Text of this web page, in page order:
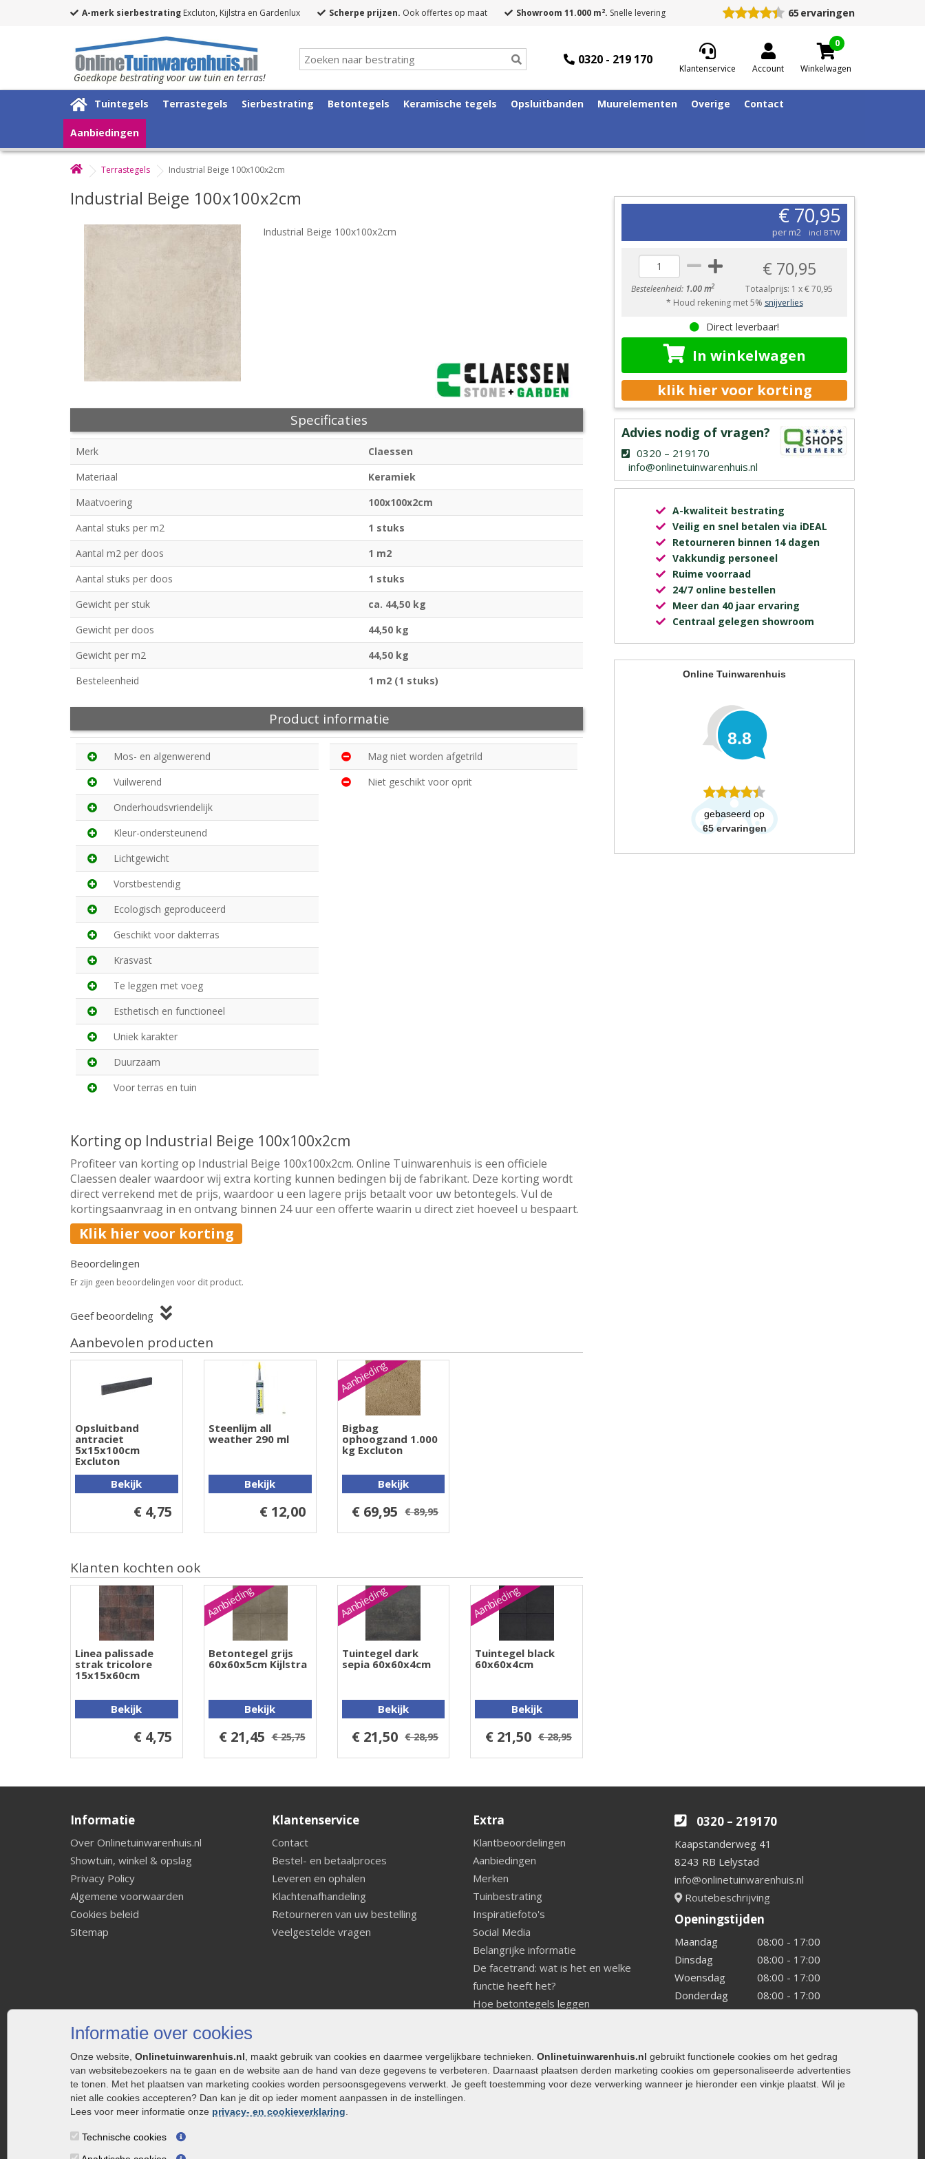
Informatie over cookies
Onze website, Onlinetuinwarenhuis.nl , maakt gebruik van cookies en daarmee vergelijkbare technieken. Onlinetuinwarenhuis.nl gebruikt functionele cookies om het gedrag
van websitebezoekers na te gaan en de website aan de hand van deze gegevens te verbeteren. Daarnaast plaatsen derden marketing cookies om gepersonaliseerde advertenties
te tonen. Met het plaatsen van marketing cookies worden persoonsgegevens verwerkt. Je geeft toestemming voor deze verwerking wanneer je hieronder een vinkje plaatst. Wil je
niet alle cookies accepteren? Dan kan je dit op ieder moment aanpassen in de instellingen.
Lees voor meer informatie onze privacy- en cookieverklaring
Technische cookies
A-merk sierbestrating Excluton, Kijlstra en Gardenlux Scherpe prijzen. Ook offertes op maat Showroom 11.000 m2. Snelle levering 65 ervaringen
Goedkope bestrating voor uw tuin en terras!
0320 - 219 170
Klantenservice Account
0
Winkelwagen
Tuintegels Terrastegels Sierbestrating Betontegels Keramische tegels Opsluitbanden Muurelementen Overige Contact
Aanbiedingen
Terrastegels Industrial Beige 100x100x2cm
Industrial Beige 100x100x2cm
Industrial Beige 100x100x2cm
Specificaties
Merk
Claessen
Materiaal
Keramiek
Maatvoering
100x100x2cm
Aantal stuks per m2
1 stuks
Aantal m2 per doos
1 m2
Aantal stuks per doos
1 stuks
Gewicht per stuk
ca. 44,50 kg
Gewicht per doos
44,50 kg
Gewicht per m2
44,50 kg
Besteleenheid
1 m2 (1 stuks)
Product informatie
Mos- en algenwerend
Vuilwerend
Onderhoudsvriendelijk
Kleur-ondersteunend
Lichtgewicht
Vorstbestendig
Ecologisch geproduceerd
Geschikt voor dakterras
Krasvast
Te leggen met voeg
Esthetisch en functioneel
Uniek karakter
Duurzaam
Voor terras en tuin
Mag niet worden afgetrild
Niet geschikt voor oprit
Korting op Industrial Beige 100x100x2cm
Profiteer van korting op Industrial Beige 100x100x2cm. Online Tuinwarenhuis is een officiele
Claessen dealer waardoor wij extra korting kunnen bedingen bij de fabrikant. Deze korting wordt
direct verrekend met de prijs, waardoor u een lagere prijs betaalt voor uw betontegels. Vul de
kortingsaanvraag in en ontvang binnen 24 uur een offerte waarin u direct ziet hoeveel u bespaart.
Klik hier voor korting
Beoordelingen
Er zijn geen beoordelingen voor dit product.
Geef beoordeling
Aanbevolen producten
Opsluitband
antraciet
5x15x100cm
Excluton
Bekijk
€ 4,75
Steenlijm all
weather 290 ml
Bekijk
€ 12,00
Aanbieding
Bigbag
ophoogzand 1.000
kg Excluton
Bekijk
€ 69,95 € 89,95
Klanten kochten ook
Linea palissade
strak tricolore
15x15x60cm
Bekijk
€ 4,75
Aanbieding
Betontegel grijs
60x60x5cm Kijlstra
Bekijk
€ 21,45 € 25,75
Aanbieding
Tuintegel dark
sepia 60x60x4cm
Bekijk
€ 21,50 € 28,95
Aanbieding
Tuintegel black
60x60x4cm
Bekijk
€ 21,50 € 28,95
€ 70,95
per m2 incl BTW
Besteleenheid: 1.00 m2
€ 70,95
Totaalprijs: 1 x€ 70,95
* Houd rekening met 5% snijverlies
Direct leverbaar!
In winkelwagen
klik hier voor korting
Advies nodig of vragen?
0320 – 219170
info@onlinetuinwarenhuis.nl
A-kwaliteit bestrating
Veilig en snel betalen via iDEAL
Retourneren binnen 14 dagen
Vakkundig personeel
Ruime voorraad
24/7 online bestellen
Meer dan 40 jaar ervaring
Centraal gelegen showroom
Online Tuinwarenhuis
8.8
gebaseerd op
65 ervaringen
Informatie
Over Onlinetuinwarenhuis.nl
Showtuin, winkel & opslag
Privacy Policy
Algemene voorwaarden
Cookies beleid
Sitemap
Klantenservice
Contact
Bestel- en betaalproces
Leveren en ophalen
Klachtenafhandeling
Retourneren van uw bestelling
Veelgestelde vragen
Extra
Klantbeoordelingen
Aanbiedingen
Merken
Tuinbestrating
Inspiratiefoto's
Social Media
Belangrijke informatie
De facetrand: wat is het en welke
functie heeft het?
Hoe betontegels leggen
Welke tuinstijl past bij mij
Strakke tuin inrichten
Legverbanden gebakken bestrating
0320 – 219170
Kaapstanderweg 41
8243 RB Lelystad
info@onlinetuinwarenhuis.nl
Routebeschrijving
Openingstijden
Maandag
08:00 - 17:00
Dinsdag
08:00 - 17:00
Woensdag
08:00 - 17:00
Donderdag
08:00 - 17:00
Vrijdag
08:00 - 17:00